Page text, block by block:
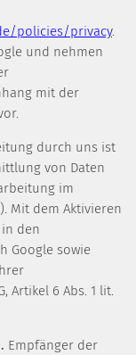
policies/privacy.
und nehmen
mit der
durch uns ist
von Daten
im
Mit dem Aktivieren
den
Google sowie
Artikel 6 Abs. 1 lit.
Empfänger der